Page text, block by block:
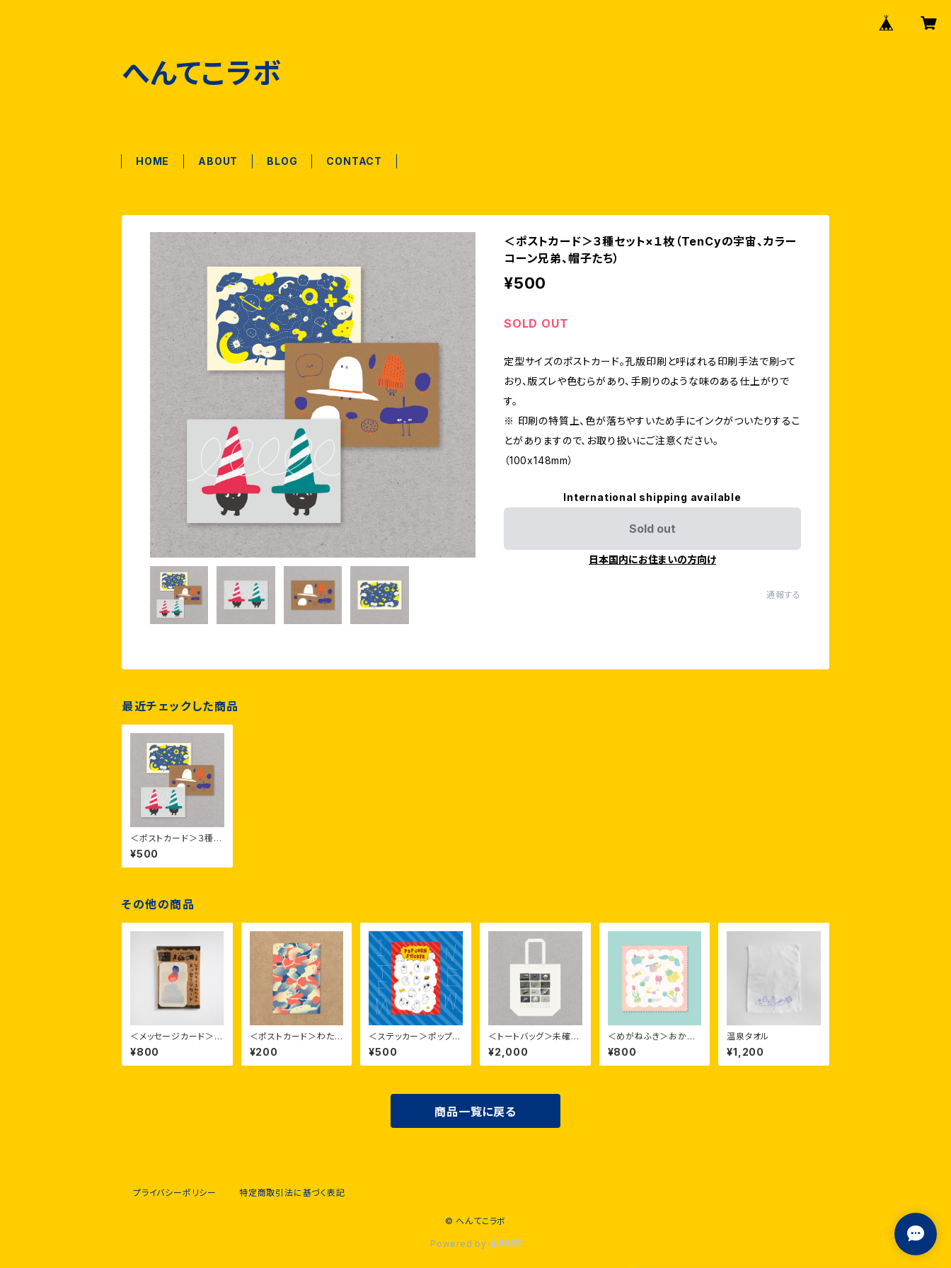
へんてこラボ
HOME ABOUT BLOG CONTACT
＜ポストカード＞３種セット×１枚（TenCyの宇宙、カラー
コーン兄弟、帽子たち）
¥500
SOLD OUT
定型サイズのポストカード。孔版印刷と呼ばれる印刷手法で刷って
おり、版ズレや色むらがあり、手刷りのような味のある仕上がりで
す。
※ 印刷の特質上、色が落ちやすいため手にインクがついたりするこ
とがありますので、お取り扱いにご注意ください。
（100x148mm）
International shipping available
Sold out
日本国内にお住まいの方向け
通報する
最近チェックした商品
＜ポストカード＞３種セ
ット×１枚（TenCyの宇
宙、カラーコーン兄弟、
帽子たち）
¥500
その他の商品
＜メッセージカード＞な
ぞの着ぐるみたち
¥800
＜ポストカード＞わた
あめーば
¥200
＜ステッカー＞ポップコ
ーン
¥500
＜トートバッグ＞未確認
飛行物体 B
¥2,000
＜めがねふき＞おかし
なおかし マカロン
¥800
温泉タオル
¥1,200
商品一覧に戻る
プライバシーポリシー 特定商取引法に基づく表記
© へんてこラボ
Powered by